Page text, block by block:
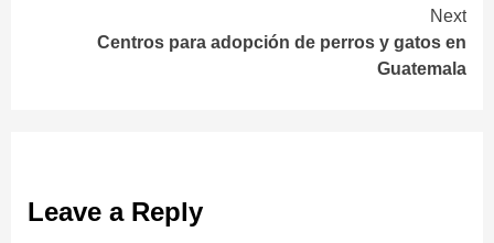
Next
Centros para adopción de perros y gatos en
Guatemala
Leave a Reply